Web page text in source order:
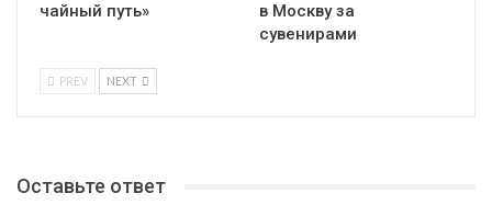
чайный путь»
в Москву за
сувенирами
PREV NEXT
Оставьте ответ